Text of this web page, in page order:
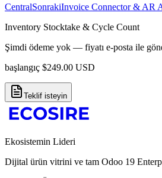
CentralSonrakiInvoice Connector & AR
Inventory Stocktake & Cycle Count
Şimdi ödeme yok — fiyatı e-posta ile
başlangıç $249.00 USD
Teklif isteyin
Ekosistemin Lideri
Dijital ürün vitrini ve tam Odoo 19